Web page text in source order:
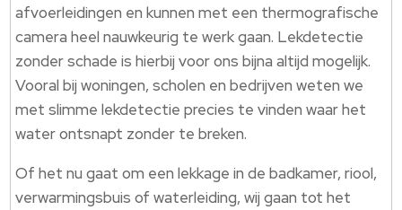
afvoerleidingen en kunnen met een thermografische
camera heel nauwkeurig te werk gaan. Lekdetectie
zonder schade is hierbij voor ons bijna altijd mogelijk.
Vooral bij woningen, scholen en bedrijven weten we
met slimme lekdetectie precies te vinden waar het
water ontsnapt zonder te breken.
Of het nu gaat om een lekkage in de badkamer, riool,
verwarmingsbuis of waterleiding, wij gaan tot het